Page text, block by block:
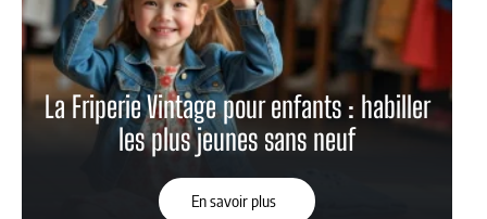
La Friperie Vintage pour enfants : habiller
les plus jeunes sans neuf
En savoir plus